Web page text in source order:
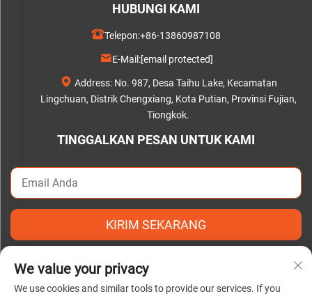
HUBUNGI KAMI
Telepon:+86-13860987108
E-Mail:[email protected]
Address: No. 987, Desa Taihu Lake, Kecamatan
Lingchuan, Distrik Chengxiang, Kota Putian, Provinsi Fujian,
Tiongkok.
TINGGALKAN PESAN UNTUK KAMI
KIRIM SEKARANG
We value your privacy
We use cookies and similar tools to provide our services. If you